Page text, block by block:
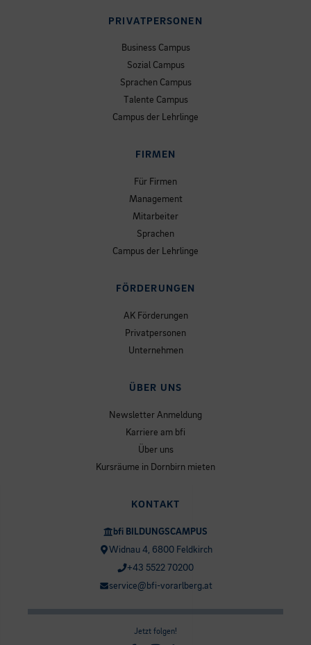
PRIVATPERSONEN
Business Campus
Sozial Campus
Sprachen Campus
Talente Campus
Campus der Lehrlinge
FIRMEN
Für Firmen
Management
Mitarbeiter
Sprachen
Campus der Lehrlinge
FÖRDERUNGEN
AK Förderungen
Privatpersonen
Unternehmen
ÜBER UNS
Newsletter Anmeldung
Karriere am bfi
Über uns
Kursräume in Dornbirn mieten
KONTAKT
bfi BILDUNGSCAMPUS
Widnau 4, 6800 Feldkirch
+43 5522 70200
service@bfi-vorarlberg.at
Jetzt folgen!